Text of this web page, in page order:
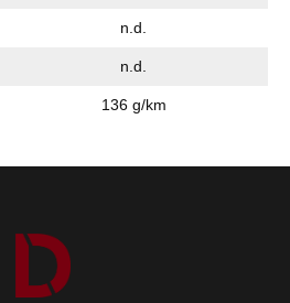
n.d.
n.d.
136 g/km